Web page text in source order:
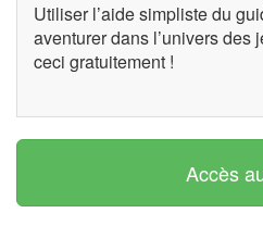
Utiliser l’aide simpliste du
aventurer dans l’univers des
ceci gratuitement !
Accès